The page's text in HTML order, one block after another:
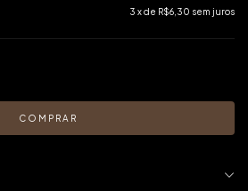
3 x de R$6,30 sem juros